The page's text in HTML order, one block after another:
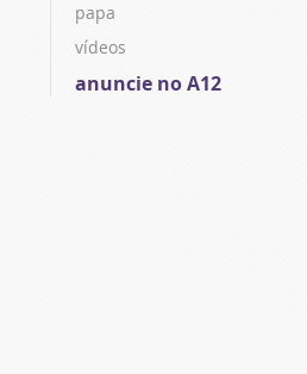
papa
vídeos
anuncie no A12